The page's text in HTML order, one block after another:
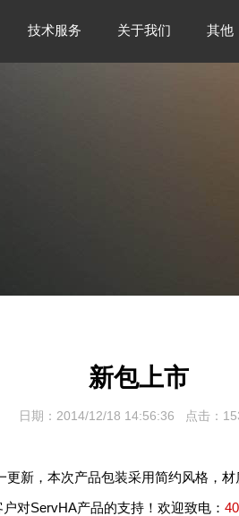
技术服务 关于我们 其他
新包上市
日期：2014/12/18 14:56:36 点击：
新，本次产品包装采用简约风格，
对ServHA产品的支持！欢迎致电：